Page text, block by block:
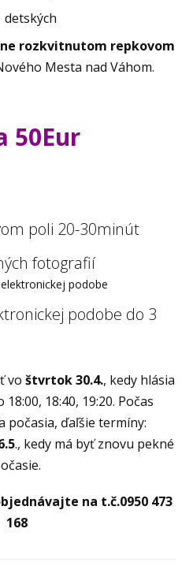
detských
rozkvitnutom repkovom
Mesta nad Váhom.
50Eur
poli 20-30minút
fotografií
podobe
podobe do 3
vo štvrtok 30.4., kedy hlásia
18:40, 19:20. Počas
počasia, ďaľšie termíny:
., kedy má byť znovu pekné
na t.č.0950 473
168